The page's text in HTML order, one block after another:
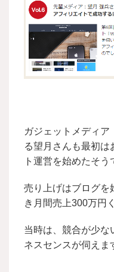
ガジェットメディア
る望月さんも最初は
ト運営を始めたそう
売り上げはブログを
き月間売上300万円
当時は、競合が少な
ネスセンスが伺えま